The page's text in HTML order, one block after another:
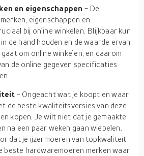
en eigenschappen - De
eigenschappen en
bij online winkelen. Blijkbaar kun
de hand houden en de waarde ervan
om online winkelen, en daarom
de online gegeven specificaties
- Ongeacht wat je koopt en waar
de beste kwaliteitsversies van deze
kopen. Je wilt niet dat je gemaakte
na een paar weken gaan wiebelen.
dat je ijzermoeren van topkwaliteit
beste hardwaremoeren merken waar